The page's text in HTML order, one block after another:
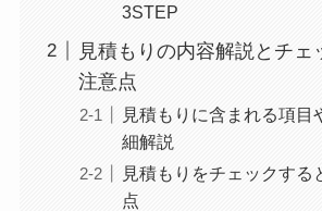
3STEP
見積もりの内容解説とチェ
注意点
見積もりに含まれる項目
細解説
見積もりをチェックする
点